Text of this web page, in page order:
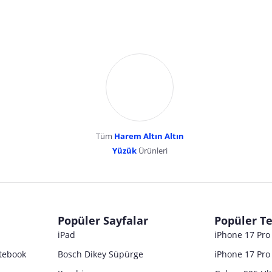
YENİBOSNA MERKEZ MAH LADİN SOK
Tüm Harem Altın Altın
YüzükÜrünleri
Popüler Sayfalar
iPad
Bosch Dikey Süpürge
Popüler
iPhone 17
iPhone 17 Pro